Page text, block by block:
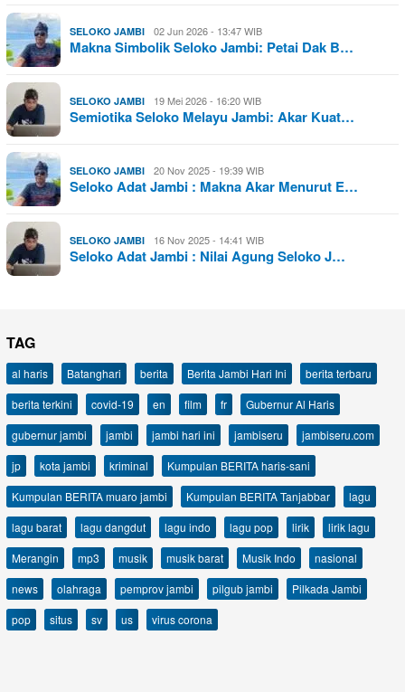
SELOKO JAMBI 02 Jun 2026 - 13:47 WIB
Makna Simbolik Seloko Jambi: Petai Dak B…
SELOKO JAMBI 19 Mei 2026 - 16:20 WIB
Semiotika Seloko Melayu Jambi: Akar Kuat…
SELOKO JAMBI 20 Nov 2025 - 19:39 WIB
Seloko Adat Jambi : Makna Akar Menurut E…
SELOKO JAMBI 16 Nov 2025 - 14:41 WIB
Seloko Adat Jambi : Nilai Agung Seloko J…
TAG
al haris Batanghari berita Berita Jambi Hari Ini
berita terbaru
berita terkini
covid-19 en film fr
Gubernur Al Haris
gubernur jambi
jambi jambi hari ini jambiseru
jambiseru.com
jp
kota jambi kriminal
Kumpulan BERITA haris-sani
Kumpulan BERITA muaro jambi
Kumpulan BERITA Tanjabbar
lagu
lagu barat
lagu dangdut lagu indo lagu pop lirik
lirik lagu
Merangin
mp3 musik musik barat Musik Indo
nasional
news
olahraga pemprov jambi pilgub jambi
Pilkada Jambi
pop
situs sv us virus corona